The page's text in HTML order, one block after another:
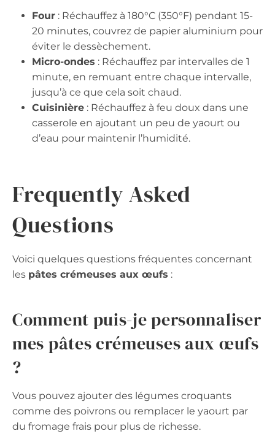
Four : Réchauffez à 180°C (350°F) pendant 15-
20 minutes, couvrez de papier aluminium pour
éviter le dessèchement.
Micro-ondes : Réchauffez par intervalles de 1
minute, en remuant entre chaque intervalle,
jusqu’à ce que cela soit chaud.
Cuisinière : Réchauffez à feu doux dans une
casserole en ajoutant un peu de yaourt ou
d’eau pour maintenir l’humidité.
Frequently Asked
Questions
Voici quelques questions fréquentes concernant
les pâtes crémeuses aux œufs :
Comment puis-je personnaliser
mes pâtes crémeuses aux œufs
?
Vous pouvez ajouter des légumes croquants
comme des poivrons ou remplacer le yaourt par
du fromage frais pour plus de richesse.